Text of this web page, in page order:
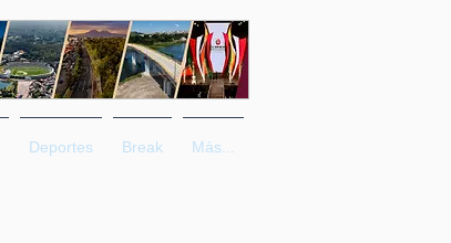
Deportes Break Más...